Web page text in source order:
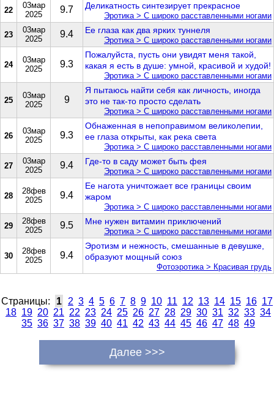
22
03мар
2025
9.7 Деликатность синтезирует прекрасное
Эротика > С широко расставленными ногами
23
03мар
2025
9.4 Ее глаза как два ярких туннеля
Эротика > С широко расставленными ногами
24
03мар
2025
9.3
Пожалуйста, пусть они увидят меня такой,
какая я есть в душе: умной, красивой и худой!
Эротика > С широко расставленными ногами
25
03мар
2025
9
Я пытаюсь найти себя как личность, иногда
это не так-то просто сделать
Эротика > С широко расставленными ногами
26
03мар
2025
9.3
Обнаженная в непоправимом великолепии,
ее глаза открыты, как река света
Эротика > С широко расставленными ногами
27
03мар
2025
9.4 Где-то в саду может быть фея
Эротика > С широко расставленными ногами
28
28фев
2025
9.4
Ее нагота уничтожает все границы своим
жаром
Эротика > С широко расставленными ногами
29
28фев
2025
9.5 Мне нужен витамин приключений
Эротика > С широко расставленными ногами
30
28фев
2025
9.4
Эротизм и нежность, смешанные в девушке,
образуют мощный союз
Фотоэротика > Красивая грудь
Страницы: 1 2 3 4 5 6 7 8 9 10 11 12 13 14 15 16 17
18 19 20 21 22 23 24 25 26 27 28 29 30 31 32 33 34
35 36 37 38 39 40 41 42 43 44 45 46 47 48 49
Далее >>>